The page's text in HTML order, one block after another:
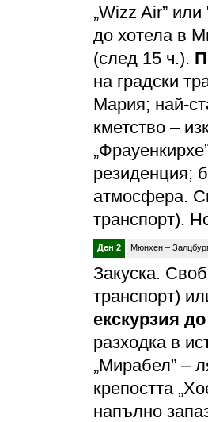
„Wizz Air”
до хотела в
(след 15 ч.).
на градски
Мария; най-
кметство –
резиденция;
атмосфера.
транспорт).
Ден 2 Мюнхен –
Закуска.
транспорт)
екскурзия
разходка в
„Мирабел” –
крепостта
напълно